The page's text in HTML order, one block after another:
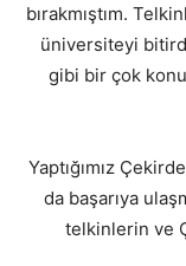
bırakmıştım.
üniversiteyi
gibi bir çok
Yaptığımız
da başarıya
telkinlerin ve